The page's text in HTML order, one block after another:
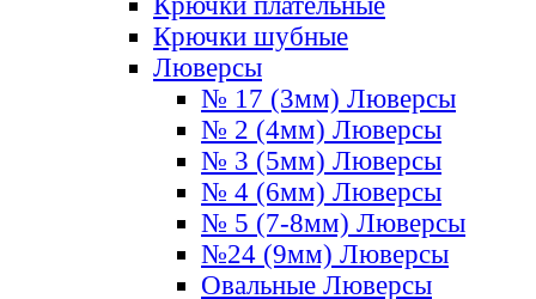
Крючки шубные
Люверсы
№ 17 (3мм) Люверсы
№ 2 (4мм) Люверсы
№ 3 (5мм) Люверсы
№ 4 (6мм) Люверсы
№ 5 (7-8мм) Люверсы
№24 (9мм) Люверсы
Овальные Люверсы